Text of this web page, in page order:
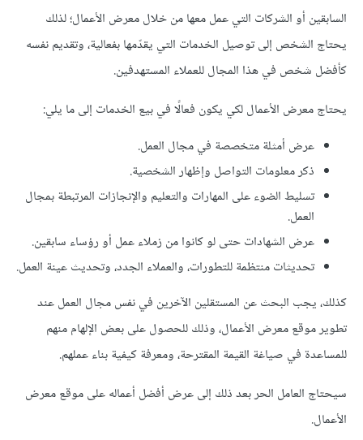
السابقين أو الشركات التي عمل معها من خلال معرض الأعمال؛ لذلك
يحتاج الشخص إلى توصيل الخدمات التي يقدّمها بفعالية، وتقديم نفسه
كأفضل شخص في هذا المجال للعملاء المستهدفين.
يحتاج معرض الأعمال لكي يكون فعالًا في بيع الخدمات إلى ما يلي:
عرض أمثلة متخصصة في مجال العمل.
ذكر معلومات التواصل وإظهار الشخصية.
تسليط الضوء على المهارات والتعليم والإنجازات المرتبطة بمجال
العمل.
عرض الشهادات حتى لو كانوا من زملاء عمل أو رؤساء سابقين.
تحديثات منتظمة للتطورات، والعملاء الجدد، وتحديث عينة العمل.
كذلك، يجب البحث عن المستقلين الآخرين في نفس مجال العمل عند
تطوير موقع معرض الأعمال، وذلك للحصول على بعض الإلهام منهم
للمساعدة في صياغة القيمة المقترحة، ومعرفة كيفية بناء عملهم.
سيحتاج العامل الحر بعد ذلك إلى عرض أفضل أعماله على موقع معرض
الأعمال.